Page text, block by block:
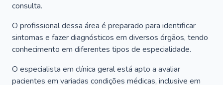
consulta.
O profissional dessa área é preparado para identificar
sintomas e fazer diagnósticos em diversos órgãos, tendo
conhecimento em diferentes tipos de especialidade.
O especialista em clínica geral está apto a avaliar
pacientes em variadas condições médicas, inclusive em